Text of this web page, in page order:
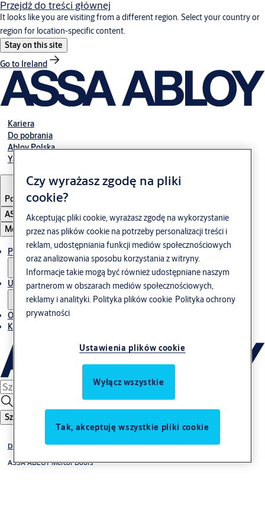
Przejdź do treści głównej
It looks like you are visiting from a different region. Select your country or
region for location-specific content.
Stay on this site
Go to Ireland
Kariera
Do pobrania
Abloy Polska
Yale Polska
Poland·Polski
ASSA ABLOY Group
Menu
Produkty i rozwiązania
Usługi
O nas
Kontakt
Szukaj
Drzwi i bramy
ASSA ABLOY Mercor Doors
Czy wyrażasz zgodę na pliki
cookie?
Akceptując pliki cookie, wyrażasz zgodę na wykorzystanie
przez nas plików cookie na potrzeby personalizacji treści i
reklam, udostępniania funkcji mediów społecznościowych
oraz analizowania sposobu korzystania z witryny.
Informacje takie mogą być również udostępniane naszym
partnerom w obszarach mediów społecznościowych,
reklamy i analityki. Polityka plików cookie Polityka ochrony
prywatności
Ustawienia plików cookie
Wyłącz wszystkie
Tak, akceptuję wszystkie pliki cookie